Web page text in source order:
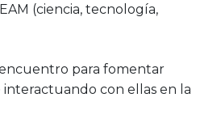
(ciencia, tecnología,
para fomentar
interactuando con ellas en la